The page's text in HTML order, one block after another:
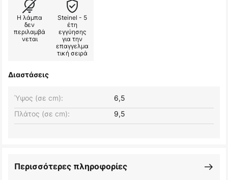
Η λάμπα
δεν
περιλαμβά
νεται
Steinel - 5
έτη
εγγύησης
για την
επαγγελμα
τική σειρά
Διαστάσεις
Πλάτος (σε cm): 9,5
Ύψος (σε cm): 6,5
Περισσότερες πληροφορίες